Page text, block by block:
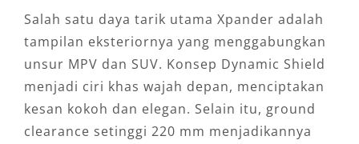
Salah satu daya tarik utama Xpander adalah
tampilan eksteriornya yang menggabungkan
unsur MPV dan SUV. Konsep Dynamic Shield
menjadi ciri khas wajah depan, menciptakan
kesan kokoh dan elegan. Selain itu, ground
clearance setinggi 220 mm menjadikannya